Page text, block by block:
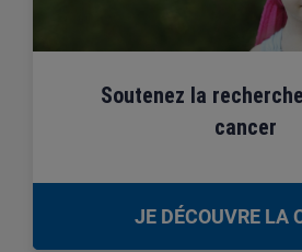
Soutenez la
cancer
JE DÉCOUVRE LA